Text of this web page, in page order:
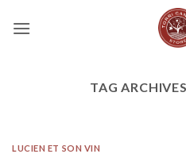
TAG
LUCIEN ET SON VIN